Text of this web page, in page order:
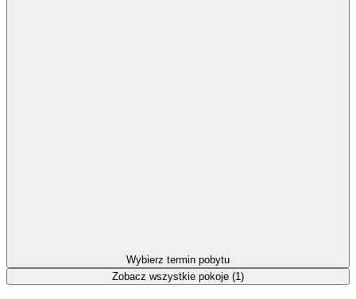
Wybierz termin pobytu
Zobacz wszystkie pokoje (1)